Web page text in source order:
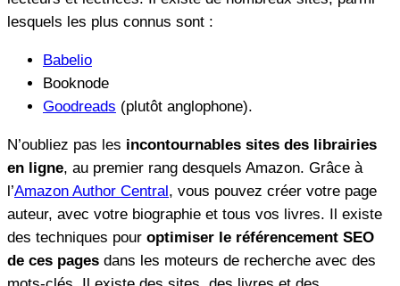
lesquels les plus connus sont :
Babelio
Booknode
Goodreads (plutôt anglophone).
N’oubliez pas les incontournables sites des librairies
en ligne, au premier rang desquels Amazon. Grâce à
l’Amazon Author Central, vous pouvez créer votre page
auteur, avec votre biographie et tous vos livres. Il existe
des techniques pour optimiser le référencement SEO
de ces pages dans les moteurs de recherche avec des